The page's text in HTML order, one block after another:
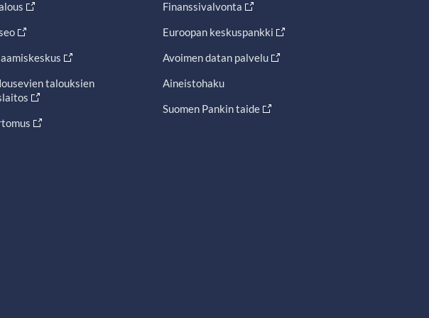
talouksien
Finanssivalvonta
Euroopan keskuspankki
Avoimen datan palvelu
Aineistohaku
Suomen Pankin taide